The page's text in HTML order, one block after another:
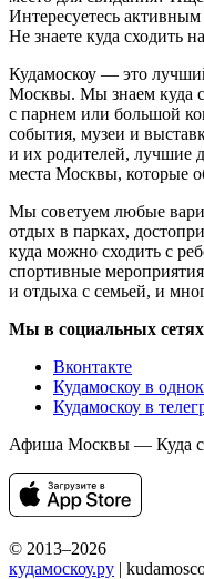
Интересуетесь
Не знаете куда сходить
Кудамоскоу — это
Москвы. Мы знаем куда
с парнем или большой
события, музеи и
и их родителей, лучшие
места Москвы, которые
Мы советуем любые
отдых в парках,
куда можно сходить с
спортивные
и отдыха с семьей, и
Мы в социальных сетях
Вконтакте
Кудамоскоу в
Кудамоскоу в
Афиша Москвы — Куда
© 2013–2026
кудамоскоу.ру |